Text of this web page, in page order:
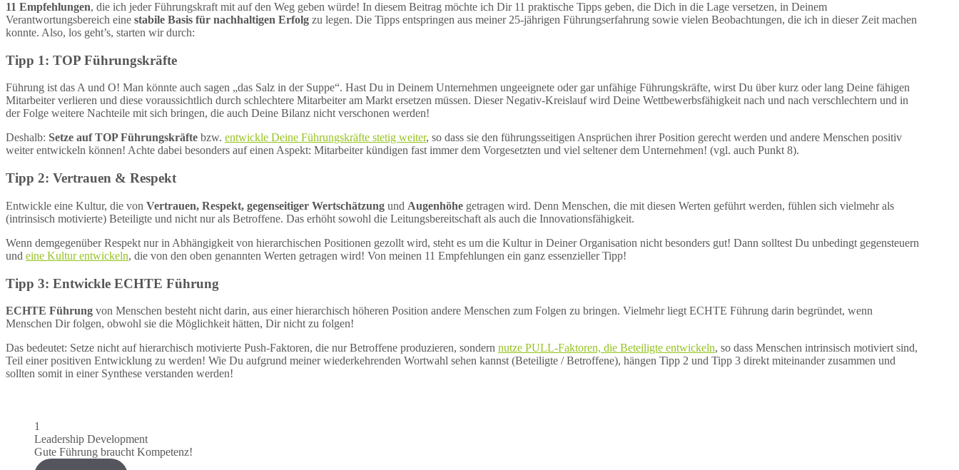
11 Empfehlungen, die ich jeder Führungskraft mit auf den Weg geben würde! In diesem Beitrag möchte ich Dir 11 praktische Tipps geben, die Dich in die Lage versetzen, in Deinem
Verantwortungsbereich eine stabile Basis für nachhaltigen Erfolg zu legen. Die Tipps entspringen aus meiner 25-jährigen Führungserfahrung sowie vielen Beobachtungen, die ich in dieser Zeit machen
konnte. Also, los geht’s, starten wir durch:
Tipp 1: TOP Führungskräfte
Führung ist das A und O! Man könnte auch sagen „das Salz in der Suppe“. Hast Du in Deinem Unternehmen ungeeignete oder gar unfähige Führungskräfte, wirst Du über kurz oder lang Deine fähigen
Mitarbeiter verlieren und diese voraussichtlich durch schlechtere Mitarbeiter am Markt ersetzen müssen. Dieser Negativ-Kreislauf wird Deine Wettbewerbsfähigkeit nach und nach verschlechtern und in
der Folge weitere Nachteile mit sich bringen, die auch Deine Bilanz nicht verschonen werden!
Deshalb: Setze auf TOP Führungskräfte bzw. entwickle Deine Führungskräfte stetig weiter, so dass sie den führungsseitigen Ansprüchen ihrer Position gerecht werden und andere Menschen positiv
weiter entwickeln können! Achte dabei besonders auf einen Aspekt: Mitarbeiter kündigen fast immer dem Vorgesetzten und viel seltener dem Unternehmen! (vgl. auch Punkt 8).
Tipp 2: Vertrauen & Respekt
Entwickle eine Kultur, die von Vertrauen, Respekt, gegenseitiger Wertschätzung und Augenhöhe getragen wird. Denn Menschen, die mit diesen Werten geführt werden, fühlen sich vielmehr als
(intrinsisch motivierte) Beteiligte und nicht nur als Betroffene. Das erhöht sowohl die Leitungsbereitschaft als auch die Innovationsfähigkeit.
Wenn demgegenüber Respekt nur in Abhängigkeit von hierarchischen Positionen gezollt wird, steht es um die Kultur in Deiner Organisation nicht besonders gut! Dann solltest Du unbedingt gegensteuern
und eine Kultur entwickeln, die von den oben genannten Werten getragen wird! Von meinen 11 Empfehlungen ein ganz essenzieller Tipp!
Tipp 3: Entwickle ECHTE Führung
ECHTE Führung von Menschen besteht nicht darin, aus einer hierarchisch höheren Position andere Menschen zum Folgen zu bringen. Vielmehr liegt ECHTE Führung darin begründet, wenn
Menschen Dir folgen, obwohl sie die Möglichkeit hätten, Dir nicht zu folgen!
Das bedeutet: Setze nicht auf hierarchisch motivierte Push-Faktoren, die nur Betroffene produzieren, sondern nutze PULL-Faktoren, die Beteiligte entwickeln, so dass Menschen intrinsisch motiviert sind,
Teil einer positiven Entwicklung zu werden! Wie Du aufgrund meiner wiederkehrenden Wortwahl sehen kannst (Beteiligte / Betroffene), hängen Tipp 2 und Tipp 3 direkt miteinander zusammen und
sollten somit in einer Synthese verstanden werden!
1
Leadership Development
Gute Führung braucht Kompetenz!